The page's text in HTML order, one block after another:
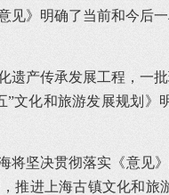
见》明确了当前和今后
遗产传承发展工程，一
文化和旅游发展规划
将坚决贯彻落实《意见
推进上海古镇文化和